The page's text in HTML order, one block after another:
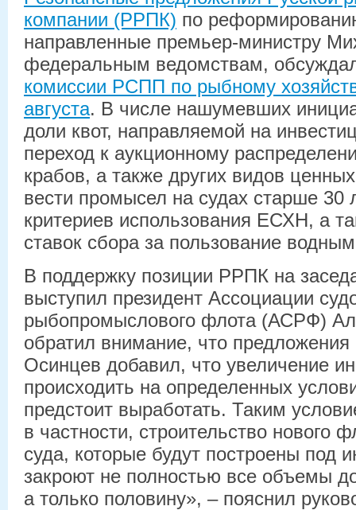
компании (РРПК) по
направленные премьер-министру
федеральным ведомствам,
комиссии РСПП по рыбному
августа. В числе нашумевших
доли квот, направляемой на
переход к аукционному
крабов, а также других видов
вести промысел на судах старше 30
критериев использования ЕСХН, а
ставок сбора за пользование
В поддержку позиции РРПК на
выступил президент Ассоциации
рыбопромыслового флота (АСРФ)
обратил внимание, что
Осинцев добавил, что увеличение
происходить на определенных
предстоит выработать. Таким
в частности, строительство нового
суда, которые будут построены под
закроют не полностью все объемы
а только половину», – пояснил